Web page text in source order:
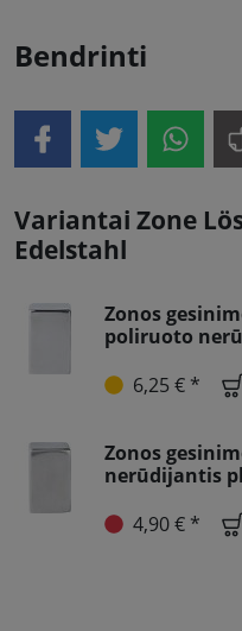
Bendrinti
Variantai Zone
Edelstahl
Zonos
poliruoto
6,25 € *
Zonos
nerūdijantis
4,90 € *